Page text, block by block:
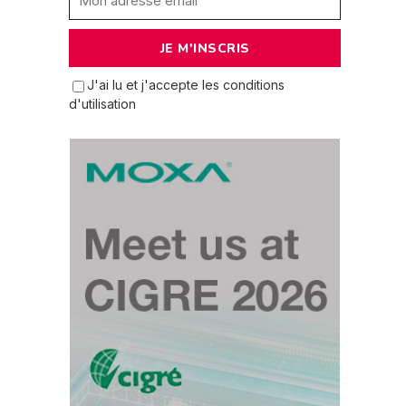
J'ai lu et j'accepte les conditions
d'utilisation